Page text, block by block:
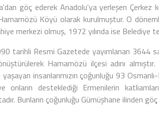
göç ederek Anadolu'ya yerleşen Çerkez
Köyü olarak kurulmuştur. O
merkezi olmuş, 1972 yılında ise Belediye
tarihli Resmi Gazetede yayımlanan 3644
Hamamözü ilçesi adını
insanlarımızın çoğunluğu 93
onların desteklediği Ermenilerin
Bunların çoğunluğu Gümüşhane ilinden göç